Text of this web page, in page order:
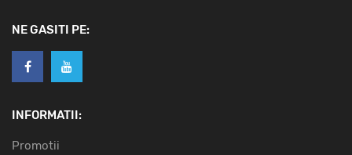
NE GASITI PE:
INFORMATII:
Promotii